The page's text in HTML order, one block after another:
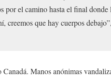
por el camino hasta el final
creemos que hay cuerpos
Manos anónimas